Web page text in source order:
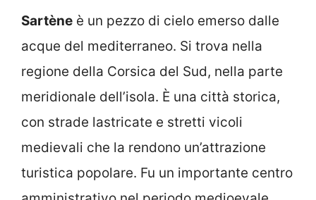
Sartène è un pezzo di cielo emerso dalle
acque del mediterraneo. Si trova nella
regione della Corsica del Sud, nella parte
meridionale dell’isola. È una città storica,
con strade lastricate e stretti vicoli
medievali che la rendono un’attrazione
turistica popolare. Fu un importante centro